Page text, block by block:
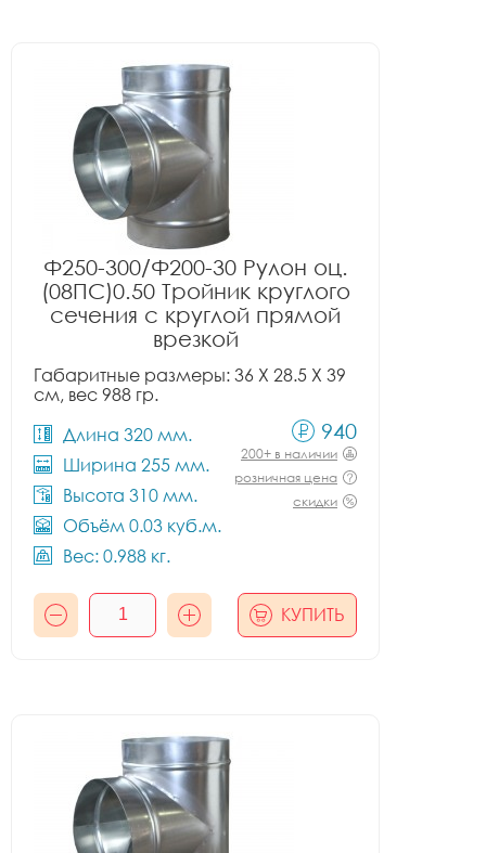
Ф250-300/Ф200-30 Рулон оц.
(08ПС)0.50 Тройник круглого
сечения с круглой прямой
врезкой
Габаритные размеры: 36 X 28.5 X 39
см, вес 988 гр.
Длина 320 мм.
Ширина 255 мм.
Высота 310 мм.
Объём 0.03 куб.м.
Вес: 0.988 кг.
940
200+ в наличии
розничная цена
скидки
КУПИТЬ